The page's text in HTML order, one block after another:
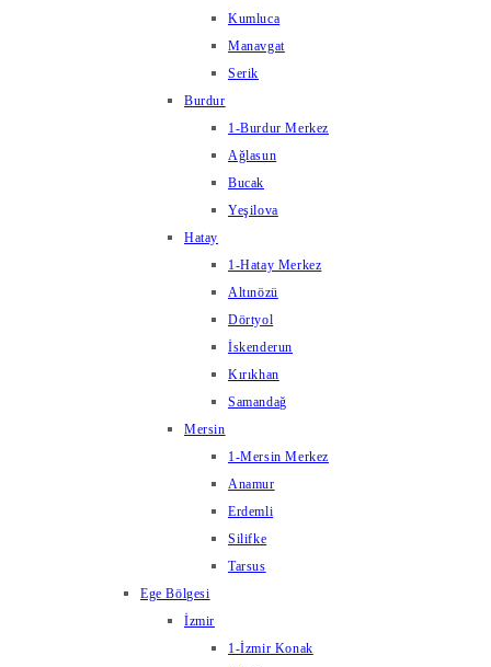
Kumluca
Manavgat
Serik
Burdur
1-Burdur Merkez
Ağlasun
Bucak
Yeşilova
Hatay
1-Hatay Merkez
Altınözü
Dörtyol
İskenderun
Kırıkhan
Samandağ
Mersin
1-Mersin Merkez
Anamur
Erdemli
Silifke
Tarsus
Ege Bölgesi
İzmir
1-İzmir Konak